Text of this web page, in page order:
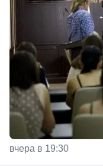
вчера в 19:30